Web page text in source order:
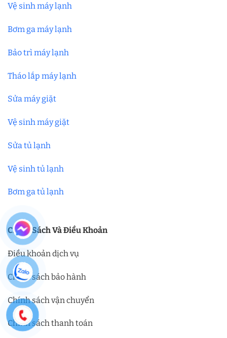
Vệ sinh máy lạnh
Bơm ga máy lạnh
Bảo trì máy lạnh
Tháo lắp máy lạnh
Sửa máy giặt
Vệ sinh máy giặt
Sửa tủ lạnh
Vệ sinh tủ lạnh
Bơm ga tủ lạnh
Chính Sách Và Điều Khoản
Điều khoản dịch vụ
Chính sách bảo hành
Chính sách vận chuyển
Chính sách thanh toán